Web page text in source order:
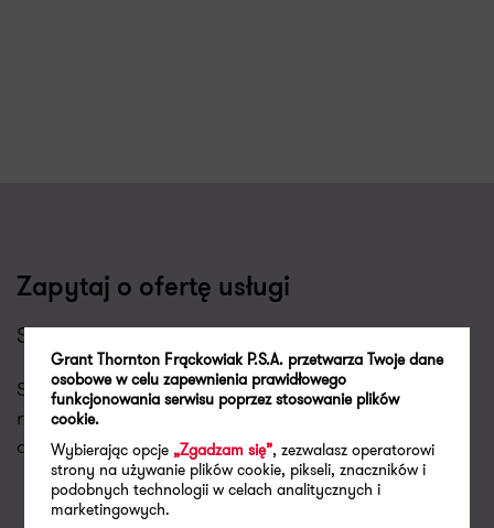
Zapytaj o ofertę usługi
Strategia zarządzania ciągłością działania
Skontaktujemy się z Tobą w najbliższym dniu
roboczym aby porozmawiać o Twoich potrzebach i
dopasować do nich naszą ofertę.
Skontaktuj się
Grant Thornton Frąckowiak P.S.A. przetwarza Twoje dane
osobowe w celu zapewnienia prawidłowego
funkcjonowania serwisu poprzez stosowanie plików
cookie.
Wybierając opcje„Zgadzam się”, zezwalasz operatorowi
strony na używanie plików cookie, pikseli, znaczników i
podobnych technologii w celach analitycznych i
marketingowych.